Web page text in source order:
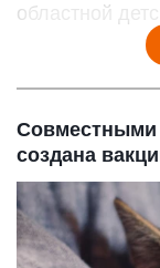
областной
Совместными
создана